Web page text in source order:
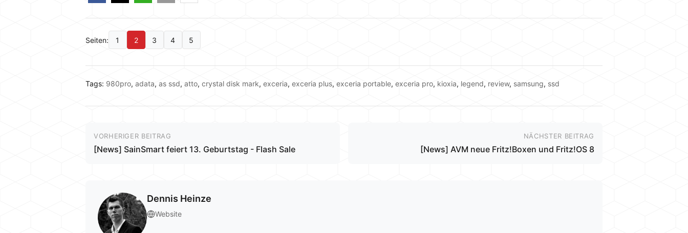
Seiten: 1 2 3 4 5
Tags: 980pro, adata, as ssd, atto, crystal disk mark, exceria, exceria plus, exceria portable, exceria pro, kioxia, legend, review, samsung, ssd
VORHERIGER BEITRAG
[News] SainSmart feiert 13. Geburtstag - Flash Sale
NÄCHSTER BEITRAG
[News] AVM neue Fritz!Boxen und Fritz!OS 8
Dennis Heinze
Website